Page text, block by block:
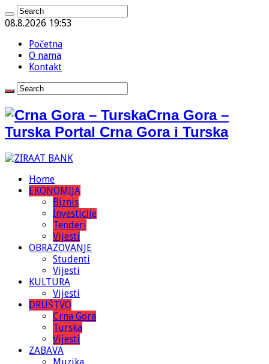
08.8.2026 19:53
Početna
O nama
Kontakt
Crna Gora –
Turska Portal Crna Gora i Turska
Home
EKONOMIJA
Biznis
Investicije
Tenderi
Vijesti
OBRAZOVANJE
Studenti
Vijesti
KULTURA
Vijesti
DRUŠTVO
Crna Gora
Turska
Vijesti
ZABAVA